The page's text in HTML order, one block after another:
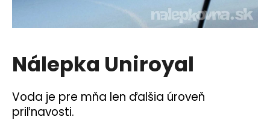
Nálepka Uniroyal
Voda je pre mňa len ďalšia úroveň
priľnavosti.
j
ť
?